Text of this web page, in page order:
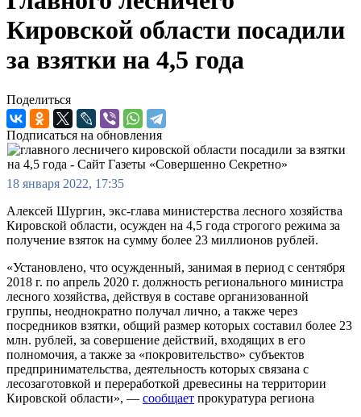
Кировской области посадили
за взятки на 4,5 года
Поделиться
Подписаться на обновления
18 января 2022, 17:35
Алексей Шургин, экс-глава министерства лесного хозяйства
Кировской области, осужден на 4,5 года строгого режима за
получение взяток на сумму более 23 миллионов рублей.
«Установлено, что осужденный, занимая в период с сентября
2018 г. по апрель 2020 г. должность регионального министра
лесного хозяйства, действуя в составе организованной
группы, неоднократно получал лично, а также через
посредников взятки, общий размер которых составил более 23
млн. рублей, за совершение действий, входящих в его
полномочия, а также за «покровительство» субъектов
предпринимательства, деятельность которых связана с
лесозаготовкой и переработкой древесины на территории
Кировской области», — сообщает прокуратура региона